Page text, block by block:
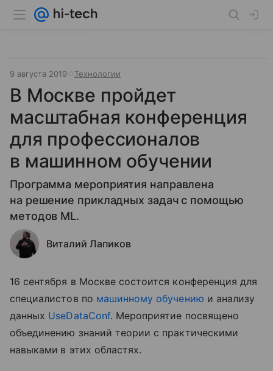
9 августа 2019 Технологии
В Москве пройдет
масштабная конференция
для профессионалов
в машинном обучении
Программа мероприятия направлена
на решение прикладных задач с помощью
методов ML.
Виталий Лапиков
16 сентября в Москве состоится конференция для
специалистов по машинному обучению и анализу
данных UseDataConf. Мероприятие посвящено
объединению знаний теории с практическими
навыками в этих областях.